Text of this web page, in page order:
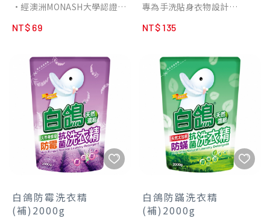
•經澳洲MONASH大學認證，
過敏，更安心。
穿起來好柔軟！聞起來好舒
服！香味持續好久好久！
•防止靜電 灰塵不沾染
•防皺因子 衣物不起毛球
•防霉去味 衣物好清新
NT$ 69
專為手洗貼身衣物設計
•天然棕果油中性配方、無
•天然護纖因子，保護衣物
•生技蛋白酵素，有效去除血
漬及衣領髒污
NT$ 135
白鴿防霉洗衣精
(補)2000g
白鴿防蹣洗衣精
(補)2000g